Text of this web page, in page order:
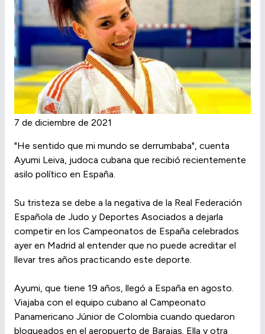
7 de diciembre de 2021
"He sentido que mi mundo se derrumbaba", cuenta
Ayumi Leiva, judoca cubana que recibió recientemente
asilo político en España.
Su tristeza se debe a la negativa de la Real Federación
Española de Judo y Deportes Asociados a dejarla
competir en los Campeonatos de España celebrados
ayer en Madrid al entender que no puede acreditar el
llevar tres años practicando este deporte.
Ayumi, que tiene 19 años, llegó a España en agosto.
Viajaba con el equipo cubano al Campeonato
Panamericano Júnior de Colombia cuando quedaron
bloqueados en el aeropuerto de Barajas. Ella y otra